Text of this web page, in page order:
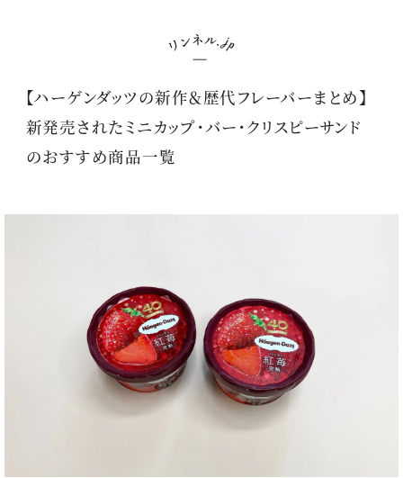
【ハーゲンダッツの新作＆歴代フレーバーまとめ】
新発売されたミニカップ・バー・クリスピーサンド
のおすすめ商品一覧